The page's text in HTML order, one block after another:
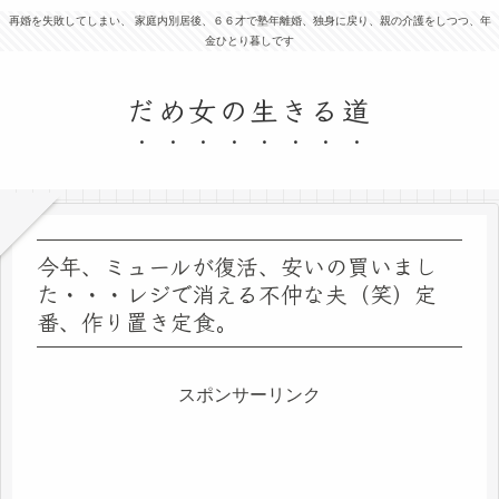
再婚を失敗してしまい、 家庭内別居後、６６才で塾年離婚、独身に戻り、親の介護をしつつ、年
金ひとり暮しです
だめ女の生きる道
今年、ミュールが復活、安いの買いまし
た・・・レジで消える不仲な夫（笑）定
番、作り置き定食。
スポンサーリンク